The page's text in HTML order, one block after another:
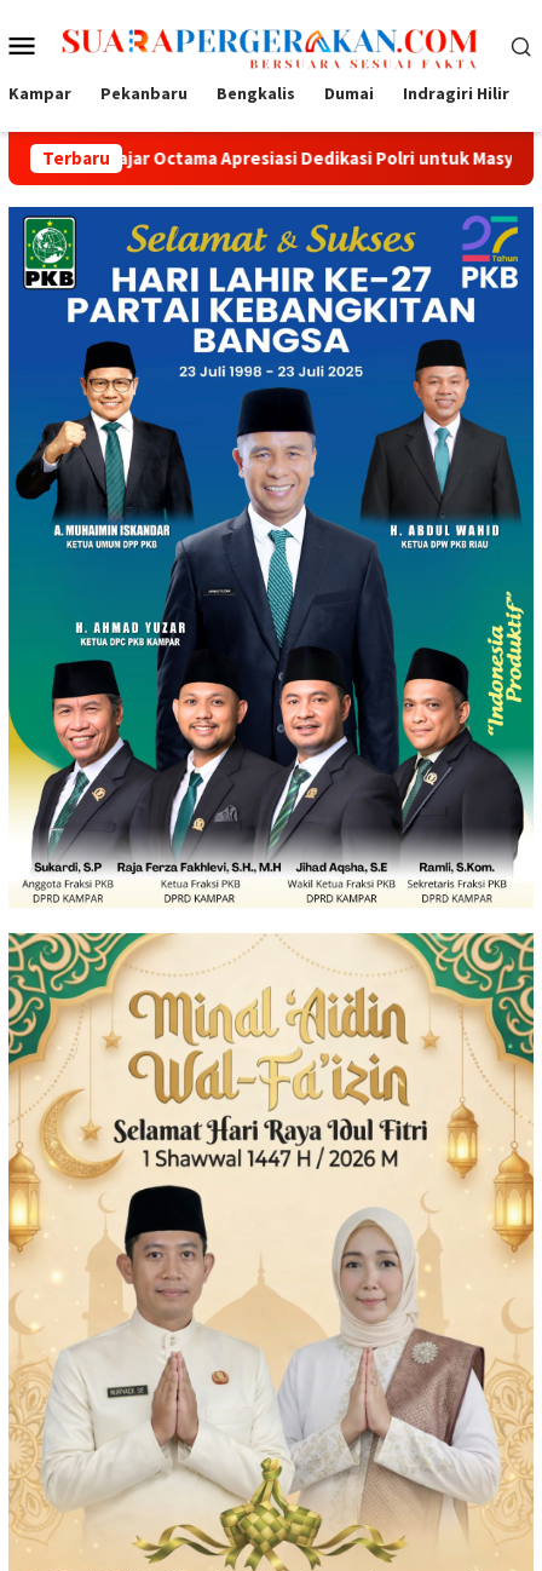
ke
Menu
Mobile
Kampar Pekanbaru Bengkalis Dumai Indragiri Hilir
Terbaru
Apresiasi Dedikasi Polri untuk Masyarakat Tak